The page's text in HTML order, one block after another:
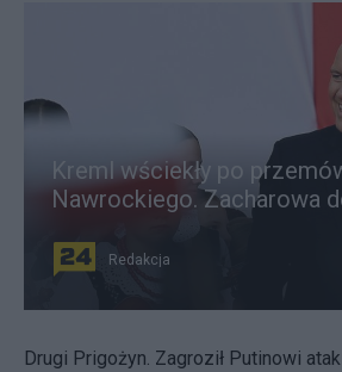
Kreml wściekły po
Nawrockiego. Zacharowa
Redakcja
Drugi Prigożyn. Zagroził Putinowi